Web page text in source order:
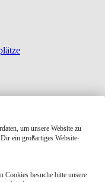
um unsere Website zu
ein großartiges Website-
Cookies besuche bitte unsere